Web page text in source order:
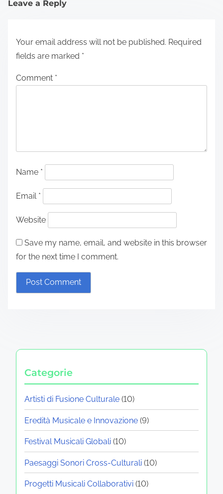
Leave a Reply
Your email address will not be published. Required
fields are marked *
Comment *
Name *
Email *
Website
Save my name, email, and website in this browser
for the next time I comment.
Categorie
Artisti di Fusione Culturale (10)
Eredità Musicale e Innovazione (9)
Festival Musicali Globali (10)
Paesaggi Sonori Cross-Culturali (10)
Progetti Musicali Collaborativi (10)